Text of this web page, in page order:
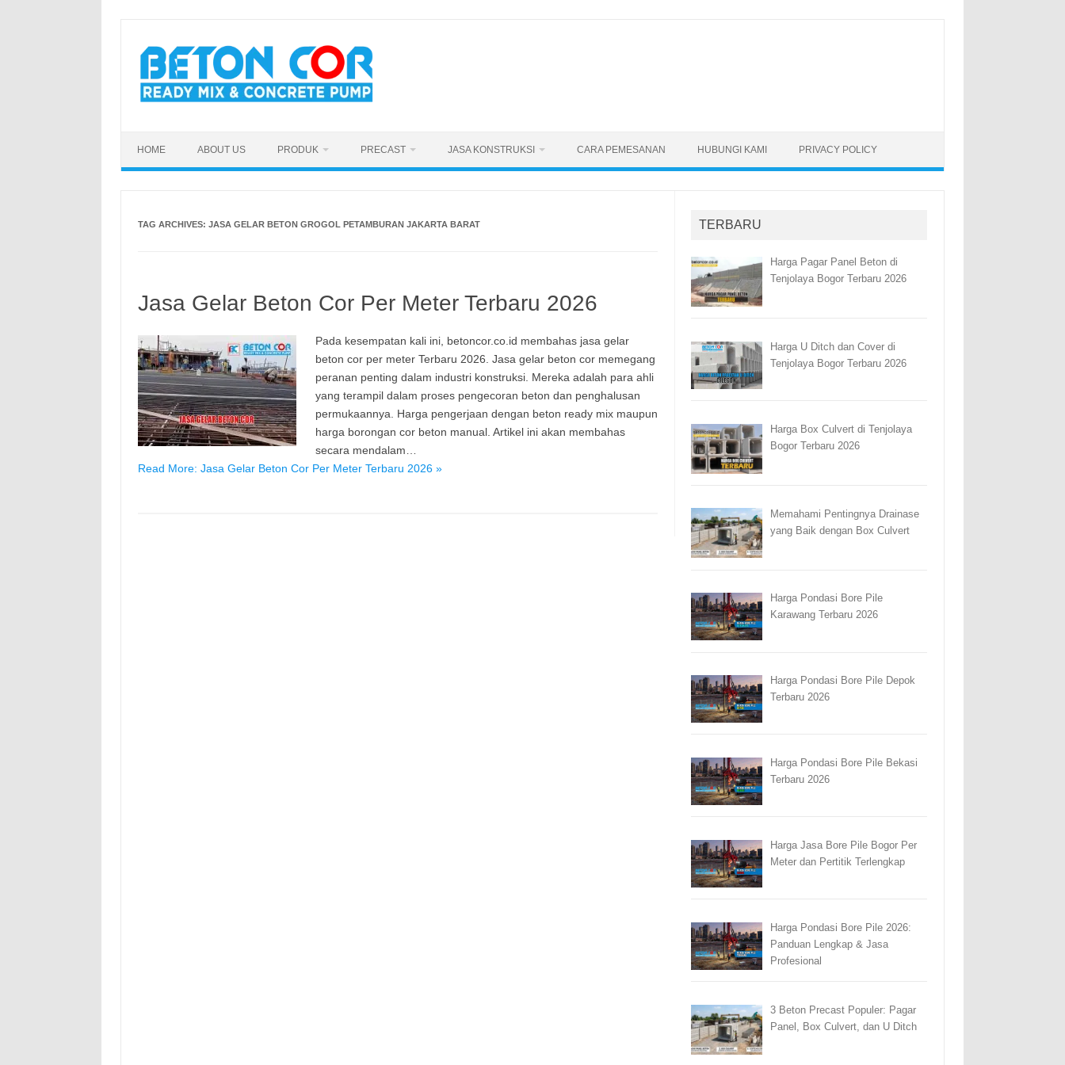
content
HOME ABOUT US PRODUK PRECAST JASA KONSTRUKSI CARA PEMESANAN HUBUNGI KAMI PRIVACY POLICY
TAG ARCHIVES: JASA GELAR BETON GROGOL PETAMBURAN JAKARTA BARAT
Jasa Gelar Beton Cor Per Meter Terbaru 2026
Pada kesempatan kali ini, betoncor.co.id membahas jasa gelar
beton cor per meter Terbaru 2026. Jasa gelar beton cor memegang
peranan penting dalam industri konstruksi. Mereka adalah para ahli
yang terampil dalam proses pengecoran beton dan penghalusan
permukaannya. Harga pengerjaan dengan beton ready mix maupun
harga borongan cor beton manual. Artikel ini akan membahas
secara mendalam…
Read More: Jasa Gelar Beton Cor Per Meter Terbaru 2026 »
TERBARU
Harga Pagar Panel Beton di
Tenjolaya Bogor Terbaru 2026
Harga U Ditch dan Cover di
Tenjolaya Bogor Terbaru 2026
Harga Box Culvert di Tenjolaya
Bogor Terbaru 2026
Memahami Pentingnya Drainase
yang Baik dengan Box Culvert
Harga Pondasi Bore Pile
Karawang Terbaru 2026
Harga Pondasi Bore Pile Depok
Terbaru 2026
Harga Pondasi Bore Pile Bekasi
Terbaru 2026
Harga Jasa Bore Pile Bogor Per
Meter dan Pertitik Terlengkap
Harga Pondasi Bore Pile 2026:
Panduan Lengkap & Jasa
Profesional
3 Beton Precast Populer: Pagar
Panel, Box Culvert, dan U Ditch